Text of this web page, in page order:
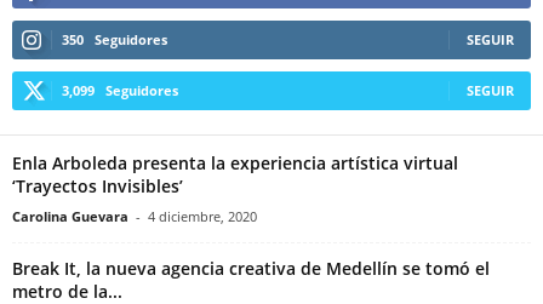
350 Seguidores SEGUIR
3,099 Seguidores SEGUIR
Enla Arboleda presenta la experiencia artística virtual
‘Trayectos Invisibles’
Carolina Guevara - 4 diciembre, 2020
Break It, la nueva agencia creativa de Medellín se tomó el
metro de la...